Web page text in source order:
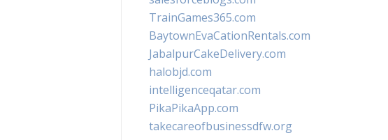
TrainGames365.com
BaytownEvaCationRentals.com
JabalpurCakeDelivery.com
halobjd.com
intelligenceqatar.com
PikaPikaApp.com
takecareofbusinessdfw.org